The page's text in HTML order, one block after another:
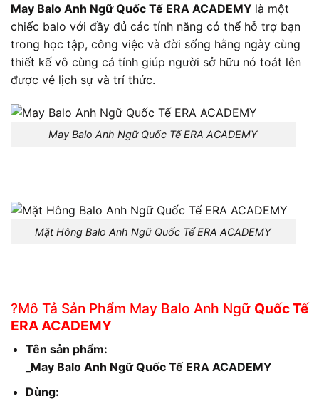
May Balo Anh Ngữ Quốc Tế ERA ACADEMY là một
chiếc balo với đầy đủ các tính năng có thể hỗ trợ bạn
trong học tập, công việc và đời sống hằng ngày cùng
thiết kế vô cùng cá tính giúp người sở hữu nó toát lên
được vẻ lịch sự và trí thức.
May Balo Anh Ngữ Quốc Tế ERA ACADEMY
Mặt Hông Balo Anh Ngữ Quốc Tế ERA ACADEMY
?Mô Tả Sản Phẩm May Balo Anh Ngữ Quốc Tế
ERA ACADEMY
Tên sản phẩm:
May Balo Anh Ngữ Quốc Tế ERA ACADEMY
Dùng: